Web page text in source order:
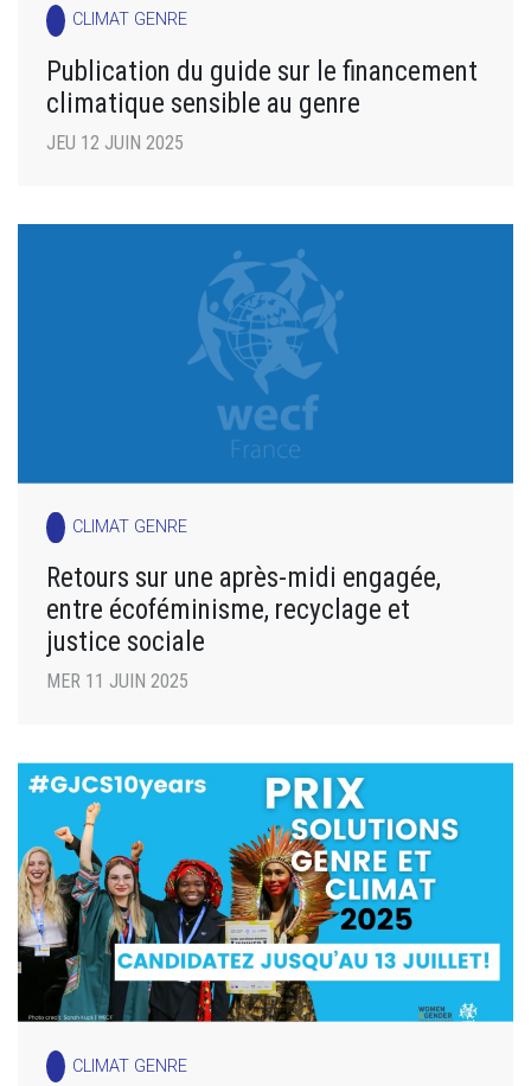
CLIMAT GENRE
Publication du guide sur le financement
climatique sensible au genre
JEU 12 JUIN 2025
CLIMAT GENRE
Retours sur une après-midi engagée,
entre écoféminisme, recyclage et
justice sociale
MER 11 JUIN 2025
CLIMAT GENRE